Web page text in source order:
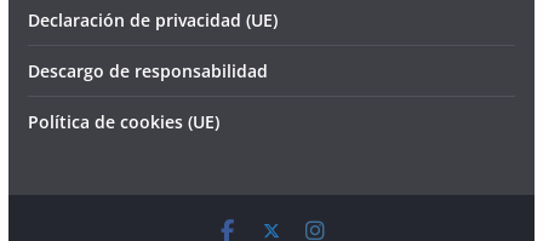
Declaración de privacidad (UE)
Descargo de responsabilidad
Política de cookies (UE)